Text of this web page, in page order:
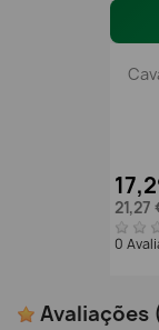
21,27
0
Avaliações